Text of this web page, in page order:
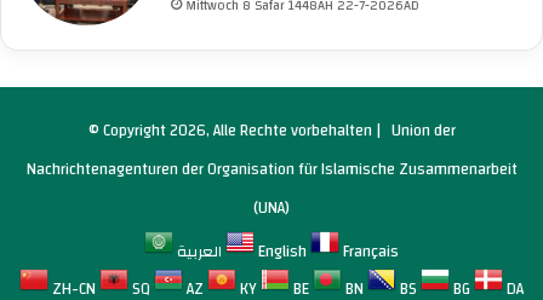
Mittwoch 8 Safar 1448AH 22-7-2026AD
© Copyright 2026, Alle Rechte vorbehalten | Union der
Nachrichtenagenturen der Organisation für Islamische Zusammenarbeit
(UNA)
العربية
English
Français
ZH-CN
SQ AZ KY BE BN BS BG DA